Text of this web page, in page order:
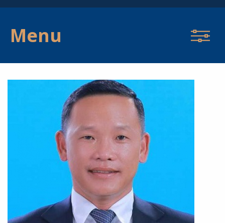
Menu